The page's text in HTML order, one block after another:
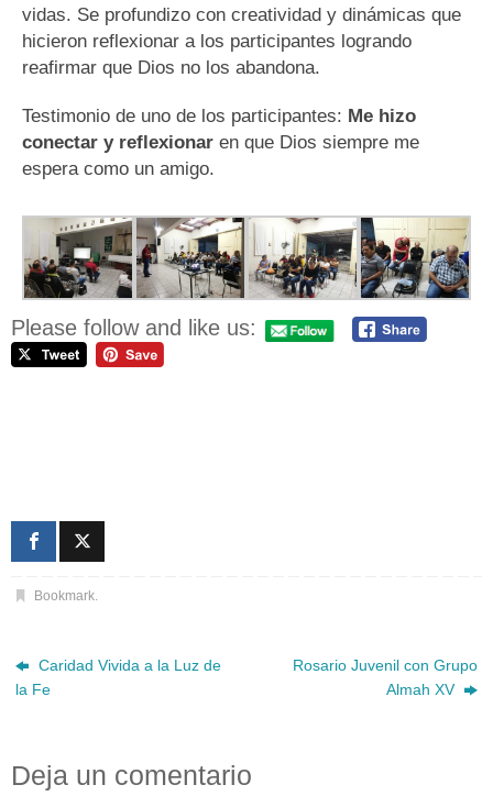
vidas. Se profundizo con creatividad y dinámicas que
hicieron reflexionar a los participantes logrando
reafirmar que Dios no los abandona.
Testimonio de uno de los participantes: Me hizo
conectar y reflexionar en que Dios siempre me
espera como un amigo.
Please follow and like us:
Bookmark.
Caridad Vivida a la Luz de
la Fe
Rosario Juvenil con Grupo
Almah XV
Deja un comentario